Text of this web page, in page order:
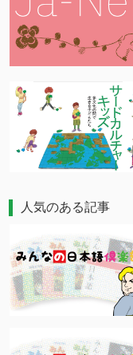
人気のある記事